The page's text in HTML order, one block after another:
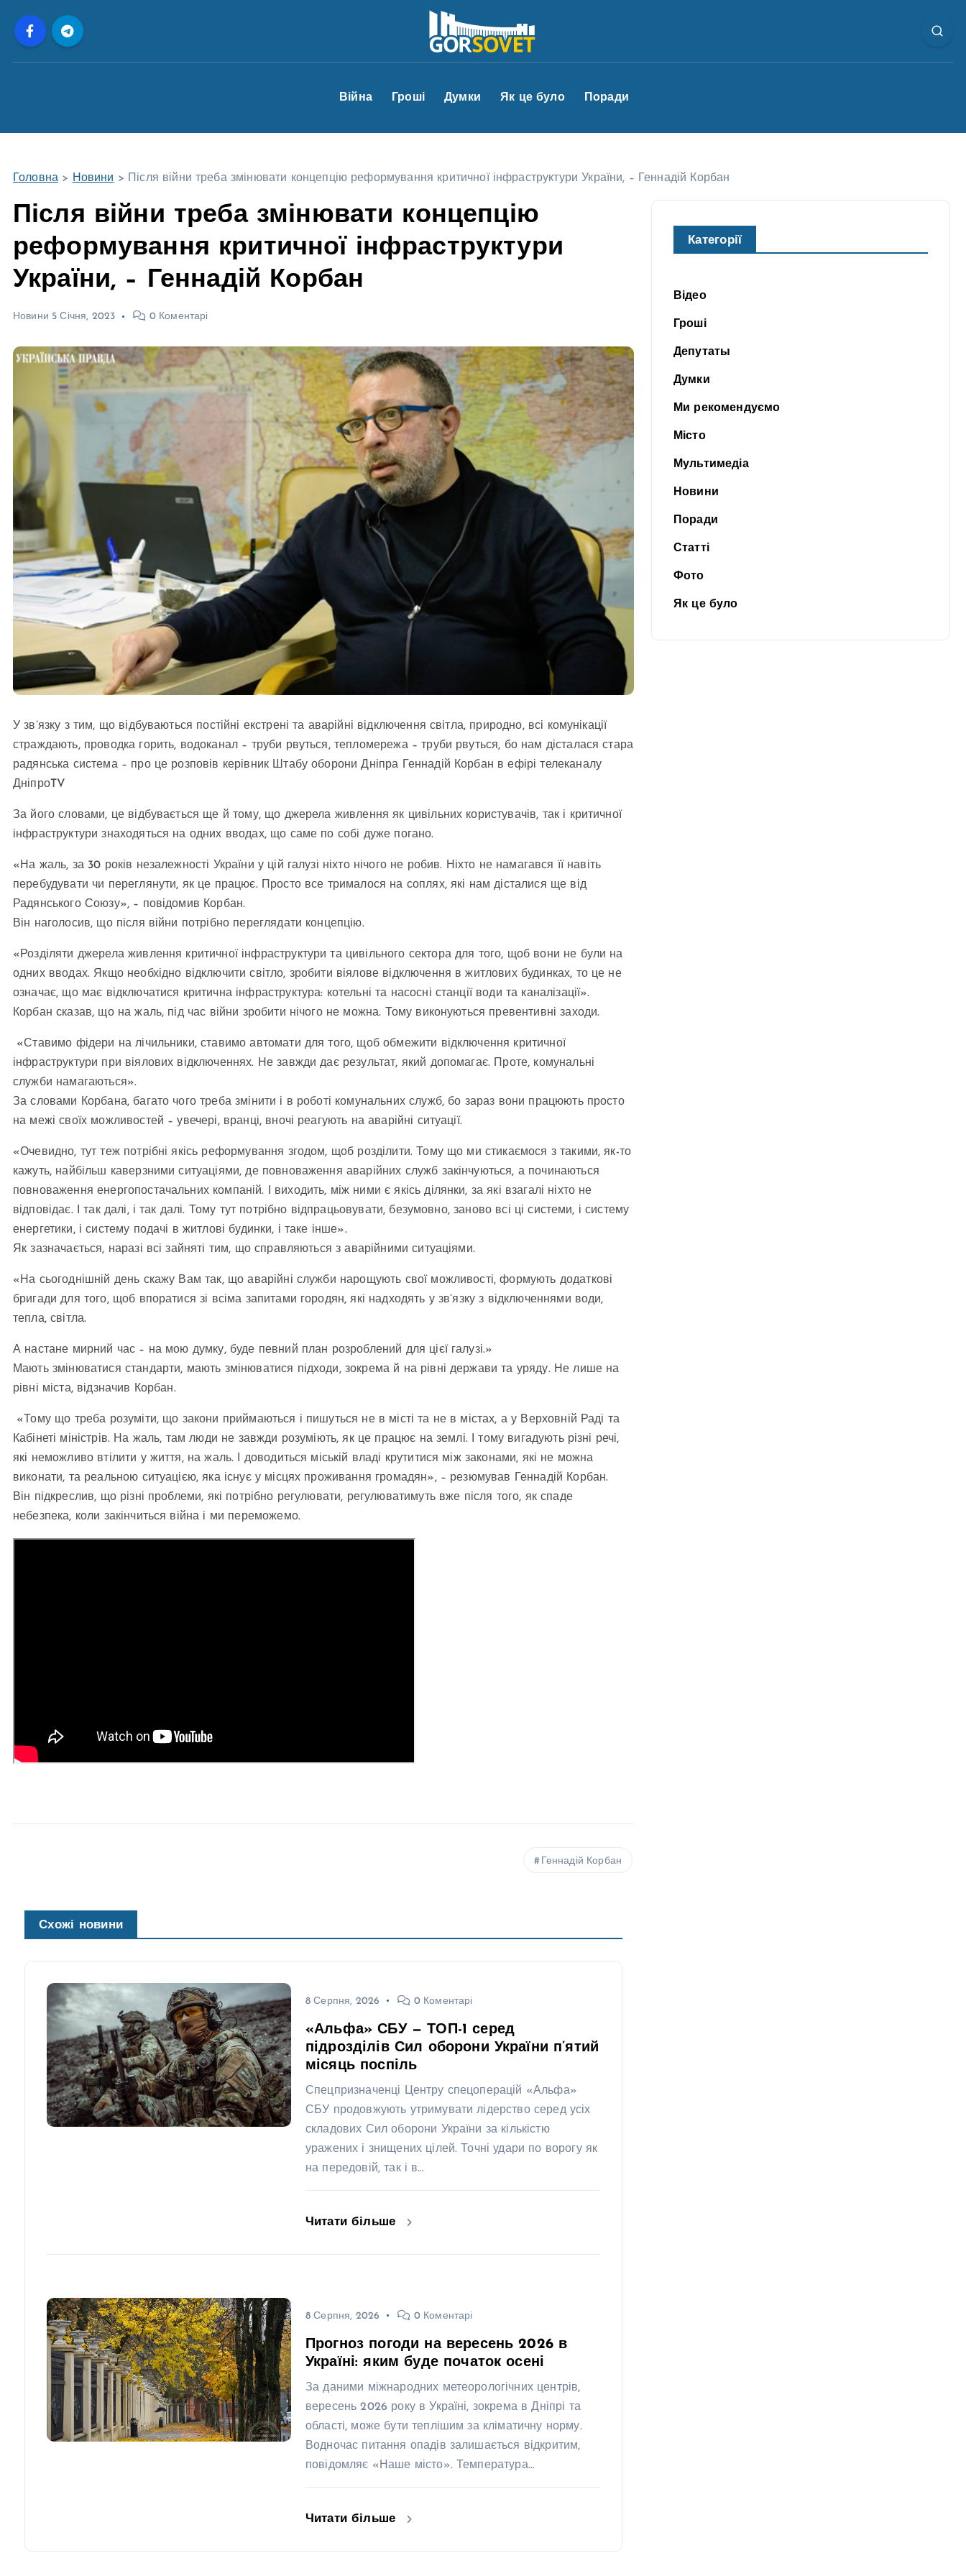
Війна Гроші Думки Як це було Поради
Головна > Новини > Після війни треба змінювати концепцію реформування критичної інфраструктури України, – Геннадій Корбан
Після війни треба змінювати концепцію
реформування критичної інфраструктури
України, – Геннадій Корбан
Новини 5 Січня, 2023 0 Коментарі
У зв’язку з тим, що відбуваються постійні екстрені та аварійні відключення світла, природно, всі комунікації
страждають, проводка горить, водоканал – труби рвуться, тепломережа – труби рвуться, бо нам дісталася стара
радянська система – про це розповів керівник Штабу оборони Дніпра Геннадій Корбан в ефірі телеканалу
ДніпроTV
За його словами, це відбувається ще й тому, що джерела живлення як цивільних користувачів, так і критичної
інфраструктури знаходяться на одних вводах, що саме по собі дуже погано.
«На жаль, за 30 років незалежності України у цій галузі ніхто нічого не робив. Ніхто не намагався її навіть
перебудувати чи переглянути, як це працює. Просто все трималося на соплях, які нам дісталися ще від
Радянського Союзу», – повідомив Корбан.
Він наголосив, що після війни потрібно переглядати концепцію.
«Розділяти джерела живлення критичної інфраструктури та цивільного сектора для того, щоб вони не були на
одних вводах. Якщо необхідно відключити світло, зробити віялове відключення в житлових будинках, то це не
означає, що має відключатися критична інфраструктура: котельні та насосні станції води та каналізації».
Корбан сказав, що на жаль, під час війни зробити нічого не можна. Тому виконуються превентивні заходи.
«Ставимо фідери на лічильники, ставимо автомати для того, щоб обмежити відключення критичної
інфраструктури при віялових відключеннях. Не завжди дає результат, який допомагає. Проте, комунальні
служби намагаються».
За словами Корбана, багато чого треба змінити і в роботі комунальних служб, бо зараз вони працюють просто
на межі своїх можливостей – увечері, вранці, вночі реагують на аварійні ситуації.
«Очевидно, тут теж потрібні якісь реформування згодом, щоб розділити. Тому що ми стикаємося з такими, як-то
кажуть, найбільш каверзними ситуаціями, де повноваження аварійних служб закінчуються, а починаються
повноваження енергопостачальних компаній. І виходить, між ними є якісь ділянки, за які взагалі ніхто не
відповідає. І так далі, і так далі. Тому тут потрібно відпрацьовувати, безумовно, заново всі ці системи, і систему
енергетики, і систему подачі в житлові будинки, і таке інше».
Як зазначається, наразі всі зайняті тим, що справляються з аварійними ситуаціями.
«На сьогоднішній день скажу Вам так, що аварійні служби нарощують свої можливості, формують додаткові
бригади для того, щоб впоратися зі всіма запитами городян, які надходять у зв’язку з відключеннями води,
тепла, світла.
А настане мирний час – на мою думку, буде певний план розроблений для цієї галузі.»
Мають змінюватися стандарти, мають змінюватися підходи, зокрема й на рівні держави та уряду. Не лише на
рівні міста, відзначив Корбан.
«Тому що треба розуміти, що закони приймаються і пишуться не в місті та не в містах, а у Верховній Раді та
Кабінеті міністрів. На жаль, там люди не завжди розуміють, як це працює на землі. І тому вигадують різні речі,
які неможливо втілити у життя, на жаль. І доводиться міській владі крутитися між законами, які не можна
виконати, та реальною ситуацією, яка існує у місцях проживання громадян», – резюмував Геннадій Корбан.
Він підкреслив, що різні проблеми, які потрібно регулювати, регулюватимуть вже після того, як спаде
небезпека, коли закінчиться війна і ми переможемо.
Геннадій Корбан
Схожі новини
8 Серпня, 2026 0 Коментарі
«Альфа» СБУ — ТОП-1 серед
підрозділів Сил оборони України п’ятий
місяць поспіль
Спецпризначенці Центру спецоперацій «Альфа»
СБУ продовжують утримувати лідерство серед усіх
складових Сил оборони України за кількістю
уражених і знищених цілей. Точні удари по ворогу як
на передовій, так і в…
Читати більше
8 Серпня, 2026 0 Коментарі
Прогноз погоди на вересень 2026 в
Україні: яким буде початок осені
За даними міжнародних метеорологічних центрів,
вересень 2026 року в Україні, зокрема в Дніпрі та
області, може бути теплішим за кліматичну норму.
Водночас питання опадів залишається відкритим,
повідомляє «Наше місто». Температура…
Читати більше
Категорії
Відео
Гроші
Депутаты
Думки
Ми рекомендуємо
Місто
Мультимедіа
Новини
Поради
Статті
Фото
Як це було